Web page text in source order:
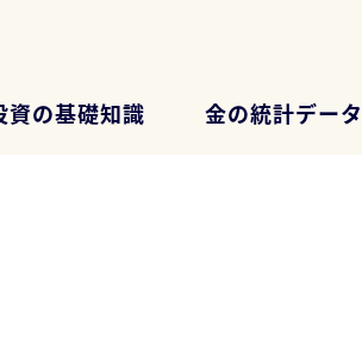
資の基礎知識 金の統計データ